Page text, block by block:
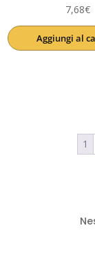
7,68€
Aggiungi al
1